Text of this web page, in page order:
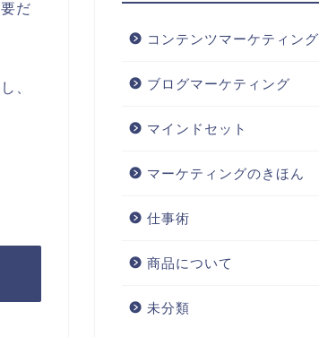
だ
、
コンテンツマーケティング
ブログマーケティング
マインドセット
マーケティングのきほん
仕事術
商品について
未分類